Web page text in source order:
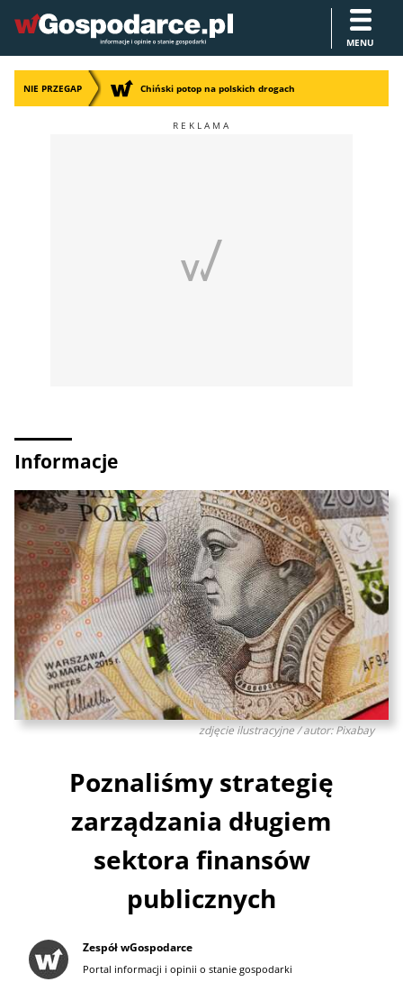
MENU
NIE PRZEGAP Chiński potop na polskich drogach
Informacje
zdjęcie ilustracyjne / autor: Pixabay
Poznaliśmy strategię
zarządzania długiem
sektora finansów
publicznych
Zespół wGospodarce
Portal informacji i opinii o stanie gospodarki